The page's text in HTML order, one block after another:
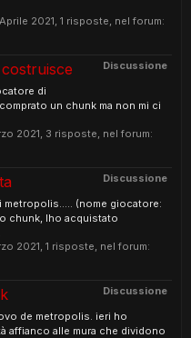
2021, 1 risposte, nel forum:
Discussione
di
un chunk ma non mi ci
2021, 3 risposte, nel forum:
Discussione
(nome giocatore:
chunk, lho acquistato
2021, 1 risposte, nel forum:
Discussione
de metropolis. ieri ho
affianco alle mura che dividono